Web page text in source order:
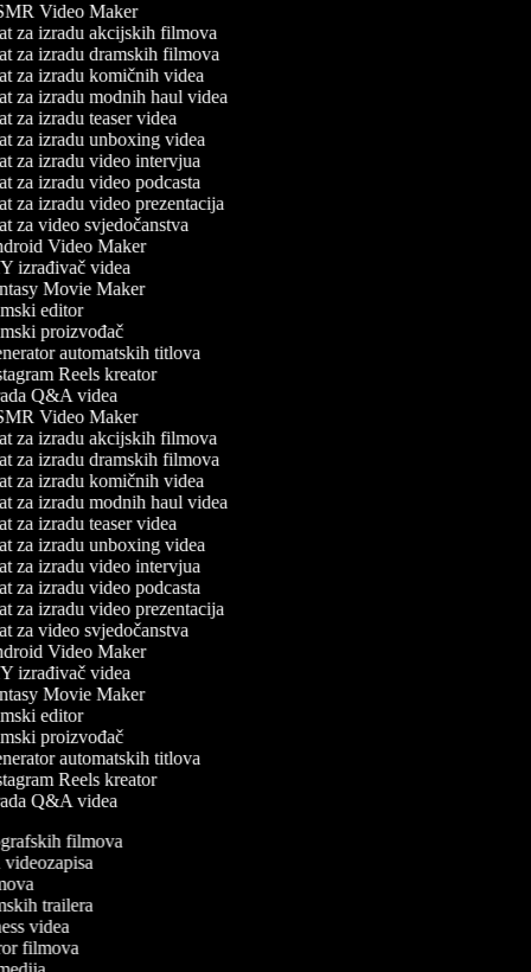
Video Maker
za izradu akcijskih filmova
za izradu dramskih filmova
za izradu komičnih videa
za izradu modnih haul videa
za izradu teaser videa
za izradu unboxing videa
za izradu video intervjua
za izradu video podcasta
za izradu video prezentacija
za video svjedočanstva
Video Maker
izrađivač videa
Movie Maker
editor
proizvođač
automatskih titlova
Reels kreator
Q&A videa
Video Maker
za izradu akcijskih filmova
za izradu dramskih filmova
za izradu komičnih videa
za izradu modnih haul videa
za izradu teaser videa
za izradu unboxing videa
za izradu video intervjua
za izradu video podcasta
za izradu video prezentacija
za video svjedočanstva
Video Maker
izrađivač videa
Movie Maker
editor
proizvođač
automatskih titlova
Reels kreator
Q&A videa
filmova
videozapisa
trailera
videa
filmova